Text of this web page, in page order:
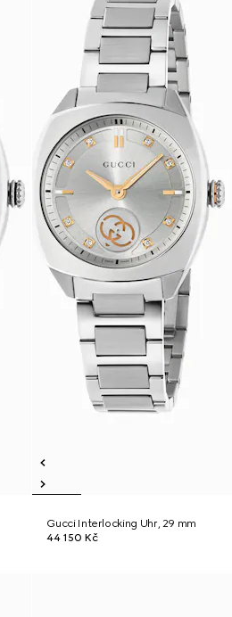
Gucci Interlocking Uhr, 29 mm
44 150 Kč